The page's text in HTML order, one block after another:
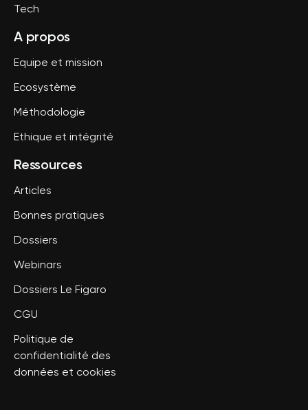
Tech
A propos
Equipe et mission
Ecosystème
Méthodologie
Ethique et intégrité
Ressources
Articles
Bonnes pratiques
Dossiers
Webinars
Dossiers Le Figaro
CGU
Politique de
confidentialité des
données et cookies